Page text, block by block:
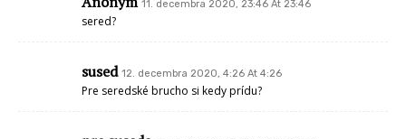
11. decembra 2020, 23:46 At 23:46
sered?
sused 12. decembra 2020, 4:26 At 4:26
Pre seredské brucho si kedy prídu?